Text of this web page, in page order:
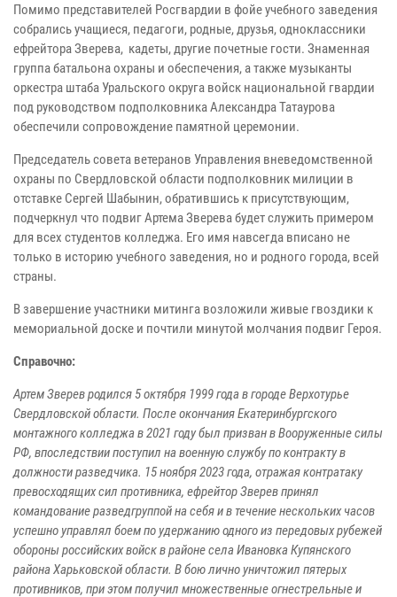
Помимо представителей Росгвардии в фойе учебного заведения
собрались учащиеся, педагоги, родные, друзья, одноклассники
ефрейтора Зверева, кадеты, другие почетные гости. Знаменная
группа батальона охраны и обеспечения, а также музыканты
оркестра штаба Уральского округа войск национальной гвардии
под руководством подполковника Александра Татаурова
обеспечили сопровождение памятной церемонии.
Председатель совета ветеранов Управления вневедомственной
охраны по Свердловской области подполковник милиции в
отставке Сергей Шабынин, обратившись к присутствующим,
подчеркнул что подвиг Артема Зверева будет служить примером
для всех студентов колледжа. Его имя навсегда вписано не
только в историю учебного заведения, но и родного города, всей
страны.
В завершение участники митинга возложили живые гвоздики к
мемориальной доске и почтили минутой молчания подвиг Героя.
Справочно:
Артем Зверев родился 5 октября 1999 года в городе Верхотурье
Свердловской области. После окончания Екатеринбургского
монтажного колледжа в 2021 году был призван в Вооруженные силы
РФ, впоследствии поступил на военную службу по контракту в
должности разведчика. 15 ноября 2023 года, отражая контратаку
превосходящих сил противника, ефрейтор Зверев принял
командование разведгруппой на себя и в течение нескольких часов
успешно управлял боем по удержанию одного из передовых рубежей
обороны российских войск в районе села Ивановка Купянского
района Харьковской области. В бою лично уничтожил пятерых
противников, при этом получил множественные огнестрельные и